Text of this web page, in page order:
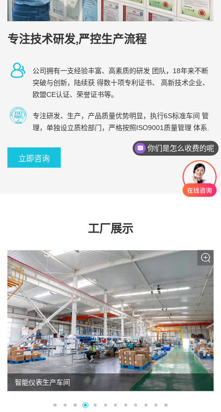
专注技术研发,严控生产流程
公司拥有一支经验丰富、高素质的研发 团队，18年来不断
突破与创新，陆续获 得数十项专利证书、 高新技术企业、
欧盟CE认证、荣誉证书等。
专注研发、生产，产品质量优势明显，执行6S标准车间 管
理，单独设立质检部门，严格按照ISO9001质量管理 体系.
立即咨询
工厂展示
智能仪表生产车间
你们是怎么收费的呢
现在有优惠活动吗